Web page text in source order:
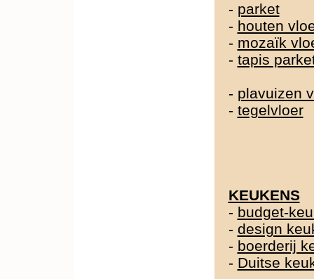
- parket
- houten
- mozaïk
- tapis
- plavuizen
- tegelvloer
KEUKENS
- budget-
- design
- boerderij
- Duitse